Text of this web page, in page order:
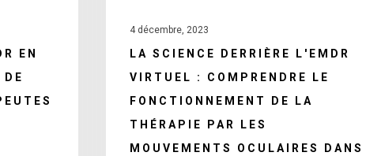
EN
thérapie
mouvements
4 décembre, 2023
LA SCIENCE DERRIÈRE L'EMDR
VIRTUEL : COMPRENDRE LE
FONCTIONNEMENT DE LA
THÉRAPIE PAR LES
MOUVEMENTS OCULAIRES DANS